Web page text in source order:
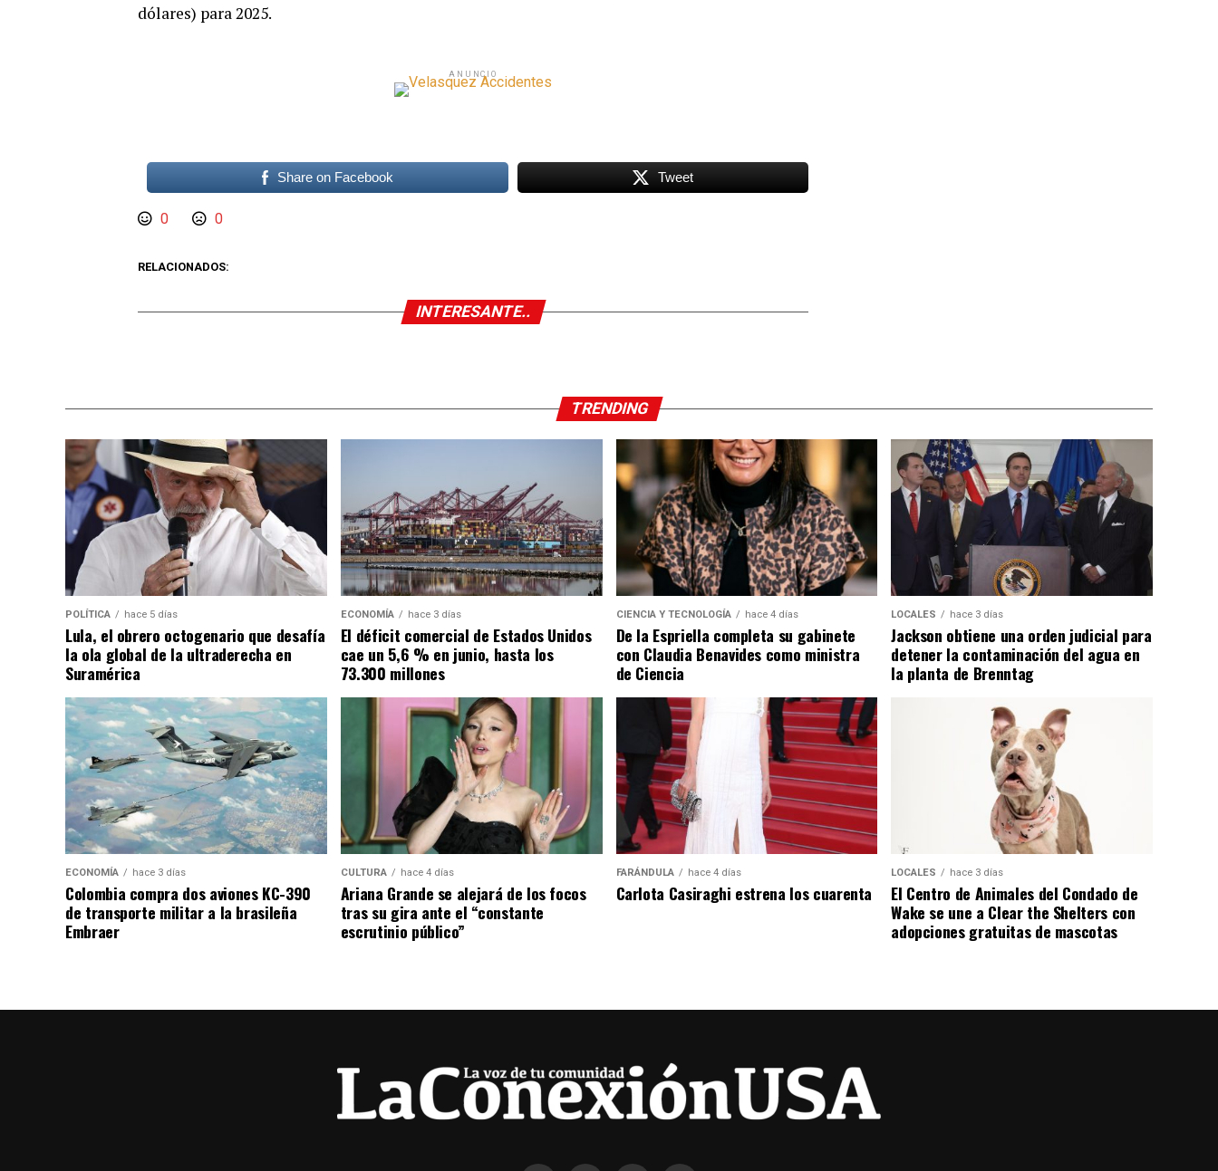
dólares) para 2025.
ANUNCIO
Share on Facebook Tweet
0 0
RELACIONADOS:
INTERESANTE..
TRENDING
POLÍTICA hace 5 días
Lula, el obrero octogenario que desafía
la ola global de la ultraderecha en
Suramérica
ECONOMÍA hace 3 días
El déficit comercial de Estados Unidos
cae un 5,6 % en junio, hasta los
73.300 millones
CIENCIA Y TECNOLOGÍA hace 4 días
De la Espriella completa su gabinete
con Claudia Benavides como ministra
de Ciencia
LOCALES hace 3 días
Jackson obtiene una orden judicial para
detener la contaminación del agua en
la planta de Brenntag
ECONOMÍA hace 3 días
Colombia compra dos aviones KC-390
de transporte militar a la brasileña
Embraer
CULTURA hace 4 días
Ariana Grande se alejará de los focos
tras su gira ante el “constante
escrutinio público”
FARÁNDULA hace 4 días
Carlota Casiraghi estrena los cuarenta
LOCALES hace 3 días
El Centro de Animales del Condado de
Wake se une a Clear the Shelters con
adopciones gratuitas de mascotas